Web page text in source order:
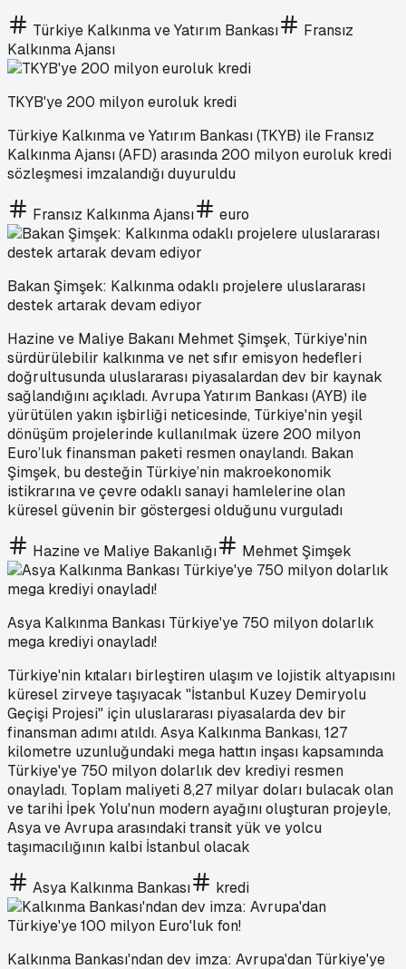
Türkiye Kalkınma ve Yatırım Bankası
Fransız
Kalkınma Ajansı
TKYB'ye 200 milyon euroluk kredi
Türkiye Kalkınma ve Yatırım Bankası (TKYB) ile Fransız
Kalkınma Ajansı (AFD) arasında 200 milyon euroluk kredi
sözleşmesi imzalandığı duyuruldu
Fransız Kalkınma Ajansı euro
Bakan Şimşek: Kalkınma odaklı projelere uluslararası
destek artarak devam ediyor
Hazine ve Maliye Bakanı Mehmet Şimşek, Türkiye'nin
sürdürülebilir kalkınma ve net sıfır emisyon hedefleri
doğrultusunda uluslararası piyasalardan dev bir kaynak
sağlandığını açıkladı. Avrupa Yatırım Bankası (AYB) ile
yürütülen yakın işbirliği neticesinde, Türkiye'nin yeşil
dönüşüm projelerinde kullanılmak üzere 200 milyon
Euro’luk finansman paketi resmen onaylandı. Bakan
Şimşek, bu desteğin Türkiye’nin makroekonomik
istikrarına ve çevre odaklı sanayi hamlelerine olan
küresel güvenin bir göstergesi olduğunu vurguladı
Hazine ve Maliye Bakanlığı Mehmet Şimşek
Asya Kalkınma Bankası Türkiye'ye 750 milyon dolarlık
mega krediyi onayladı!
Türkiye'nin kıtaları birleştiren ulaşım ve lojistik altyapısını
küresel zirveye taşıyacak "İstanbul Kuzey Demiryolu
Geçişi Projesi" için uluslararası piyasalarda dev bir
finansman adımı atıldı. Asya Kalkınma Bankası, 127
kilometre uzunluğundaki mega hattın inşası kapsamında
Türkiye'ye 750 milyon dolarlık dev krediyi resmen
onayladı. Toplam maliyeti 8,27 milyar doları bulacak olan
ve tarihi İpek Yolu'nun modern ayağını oluşturan projeyle,
Asya ve Avrupa arasındaki transit yük ve yolcu
taşımacılığının kalbi İstanbul olacak
Asya Kalkınma Bankası kredi
Kalkınma Bankası'ndan dev imza: Avrupa'dan Türkiye'ye